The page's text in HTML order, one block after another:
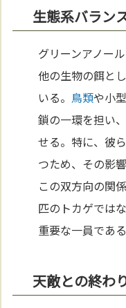
生態系バラン
グリーンアノー
他の生物の餌と
いる。 鳥類や小型
鎖の一環を担い、
せる。特に、彼
つため、その影
この双方向の関
匹のトカゲでは
重要な一員であ
天敵との終わ